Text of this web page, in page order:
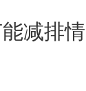
减排